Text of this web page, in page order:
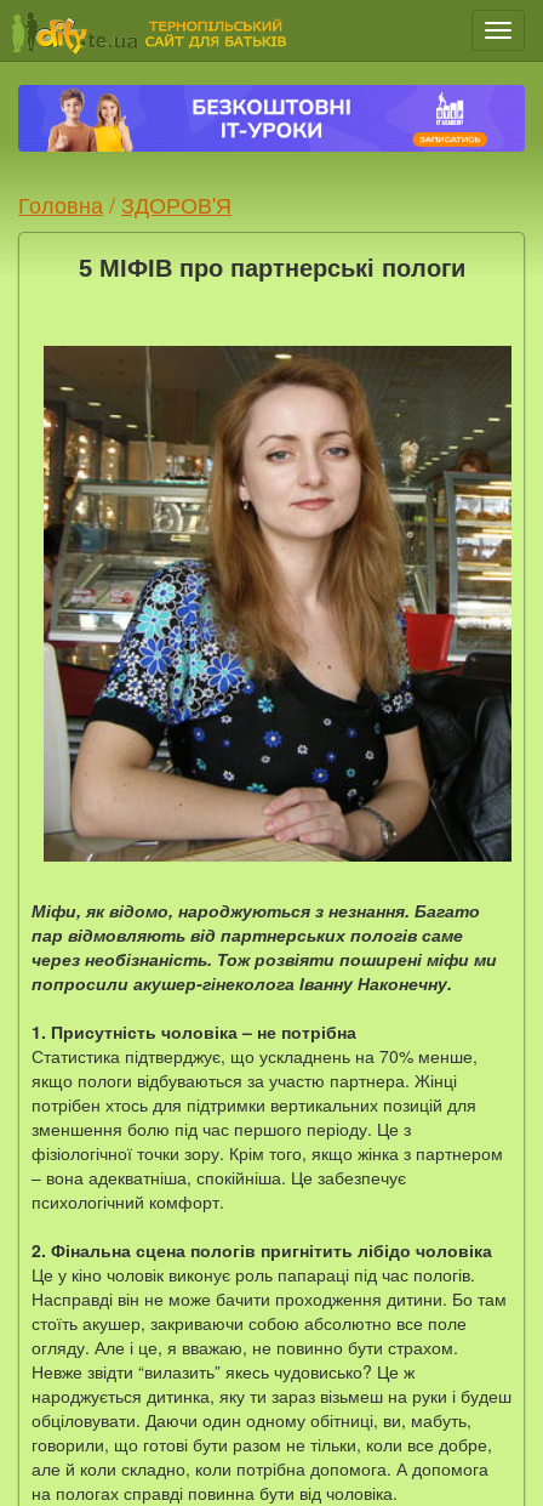
Меню
Головна / ЗДОРОВ'Я
5 МІФІВ про партнерські пологи
Міфи, як відомо, народжуються з незнання. Багато
пар відмовляють від партнерських пологів саме
через необізнаність. Тож розвіяти поширені міфи ми
попросили акушер-гінеколога Іванну Наконечну.
1. Присутність чоловіка – не потрібна
Статистика підтверджує, що ускладнень на 70% менше,
якщо пологи відбуваються за участю партнера. Жінці
потрібен хтось для підтримки вертикальних позицій для
зменшення болю під час першого періоду. Це з
фізіологічної точки зору. Крім того, якщо жінка з партнером
– вона адекватніша, спокійніша. Це забезпечує
психологічний комфорт.
2. Фінальна сцена пологів пригнітить лібідо чоловіка
Це у кіно чоловік виконує роль папараці під час пологів.
Насправді він не може бачити проходження дитини. Бо там
стоїть акушер, закриваючи собою абсолютно все поле
огляду. Але і це, я вважаю, не повинно бути страхом.
Невже звідти “вилазить” якесь чудовисько? Це ж
народжується дитинка, яку ти зараз візьмеш на руки і будеш
обціловувати. Даючи один одному обітниці, ви, мабуть,
говорили, що готові бути разом не тільки, коли все добре,
але й коли складно, коли потрібна допомога. А допомога
на пологах справді повинна бути від чоловіка.